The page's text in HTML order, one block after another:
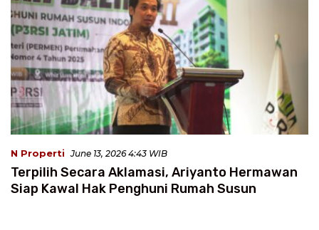
N Properti June 13, 2026 4:43 WIB
Terpilih Secara Aklamasi, Ariyanto Hermawan
Siap Kawal Hak Penghuni Rumah Susun